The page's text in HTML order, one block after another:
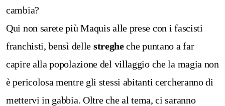
cambia?
Qui non sarete più Maquis alle prese con i fascisti
franchisti, bensì delle stregheche puntano a far
capire alla popolazione del villaggio che la magia non
è pericolosa mentre gli stessi abitanti cercheranno di
mettervi in gabbia. Oltre che al tema, ci saranno